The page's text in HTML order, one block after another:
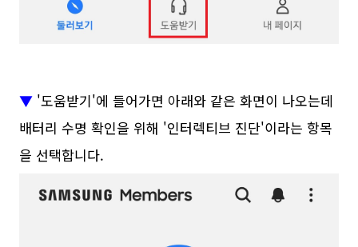
▼ '도움받기'에 들어가면 아래와 같은 화면이 나오는데
배터리 수명 확인을 위해 '인터렉티브 진단'이라는 항목
을 선택합니다.